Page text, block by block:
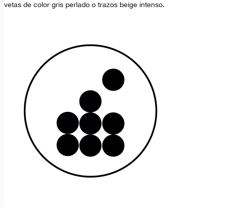
vetas de color gris perlado o trazos beige intenso.